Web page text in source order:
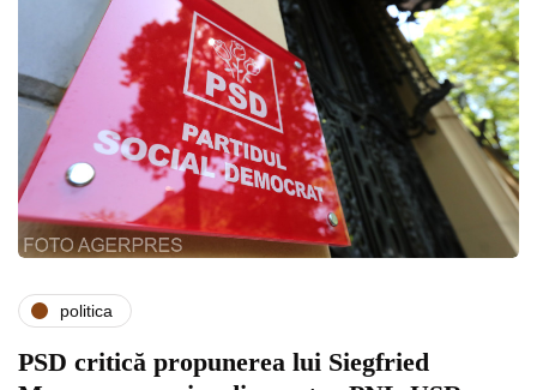
politica
PSD critică propunerea lui Siegfried